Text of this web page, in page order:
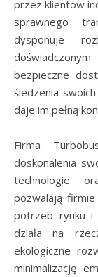
przez klientów
sprawnego
dysponuje
bezpieczne
śledzenia
daje im pełną
Firma
doskonalenia
technologie
pozwalają
potrzeb rynku i
działa na
ekologiczne
minimalizację